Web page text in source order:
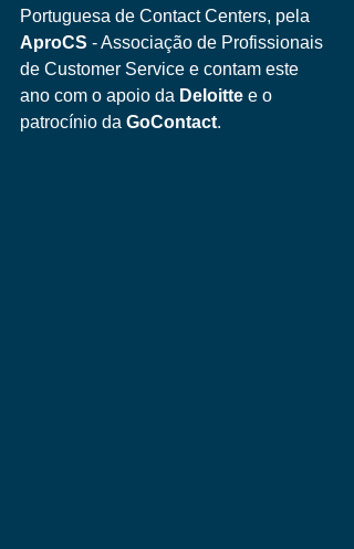
Portuguesa de Contact Centers, pela
AproCS - Associação de Profissionais
de Customer Service e contam este
ano com o apoio da Deloitte e o
patrocínio da GoContact.